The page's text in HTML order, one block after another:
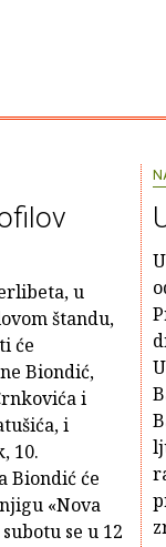
u
štandu,
će
Biondić,
i
i
10.
Biondić će
«Nova
se u 12